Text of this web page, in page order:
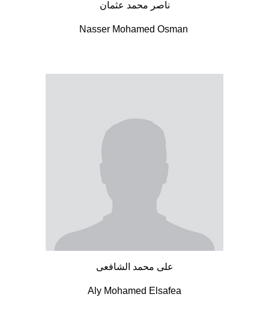
ناصر محمد عثمان
Nasser Mohamed Osman
على محمد الشافعى
Aly Mohamed Elsafea